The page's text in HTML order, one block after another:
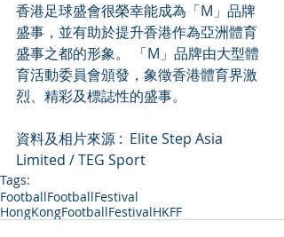
香港足球盛會很榮幸能成為「M」品牌
盛事，並有助於提升香港作為亞洲體育
盛事之都的形象。 「M」品牌由大型體
育活動委員會頒發，象徵香港體育界激
烈、精彩及標誌性的盛事。
資料及相片來源 :  Elite Step Asia
Limited / TEG Sport
Tags:
FootballFootballFestival
HongKongFootballFestivalHKFF